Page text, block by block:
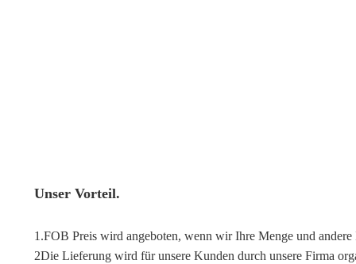
Unser Vorteil.
1.FOB Preis wird angeboten, wenn wir Ihre Menge und
2Die Lieferung wird für unsere Kunden durch unsere Firma